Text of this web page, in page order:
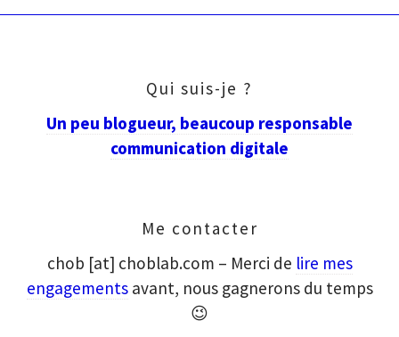
Qui suis-je ?
Un peu blogueur, beaucoup responsable
communication digitale
Me contacter
chob [at] choblab.com – Merci de lire mes
engagementsavant, nous gagnerons du temps
😉